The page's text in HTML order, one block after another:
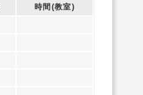
時間(教室)